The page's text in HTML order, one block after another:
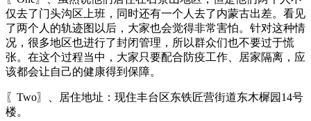
仅去了门头沟区上班，同时还有一个人去了内蒙古出差。看见
了两个人的轨迹图以后，大家也会觉得非常害怕。针对这种情
况，很多地区也进行了封闭管理，所以群众们也不要过于慌
张。在这个过程当中，大家只要配合防疫工作、居家隔离，应
该都会让自己的健康得到保障。
〖Two〗、居住地址：现住丰台区东铁匠营街道东木樨园14号
楼。